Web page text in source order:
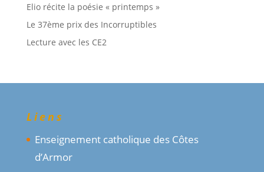
Elio récite la poésie « printemps »
Le 37ème prix des Incorruptibles
Lecture avec les CE2
Liens
Enseignement catholique des Côtes
d’Armor